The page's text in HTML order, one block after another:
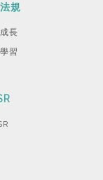
規
長
習